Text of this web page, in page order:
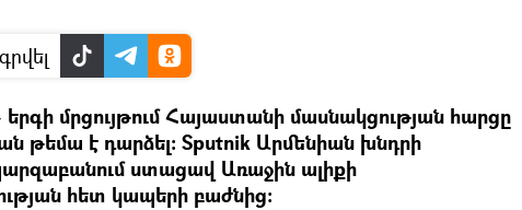
մրցույթում Հայաստանի մասնակցության հարցը
թեմա է դարձել։ Sputnik Արմենիան խնդրի
ստացավ Առաջին ալիքի
հետ կապերի բաժնից։